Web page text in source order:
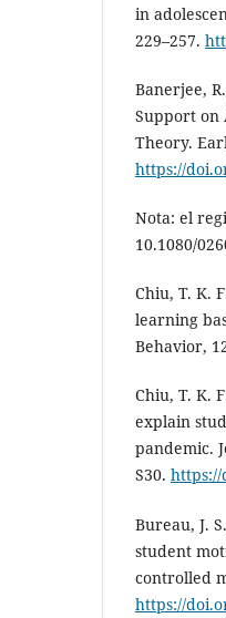
in
229–257.
Banerjee,
Support on
Theory.
https://
Nota: el
10.1080/
Chiu, T. K.
learning
Behavior,
Chiu, T. K.
explain
pandemic.
S30. https://
Bureau, J.
student
controlled
https://